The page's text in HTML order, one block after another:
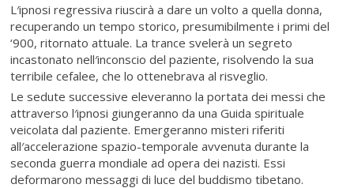
L′ipnosi regressiva riuscirà a dare un volto a quella donna,
recuperando un tempo storico, presumibilmente i primi del
‘900, ritornato attuale. La trance svelerà un segreto
incastonato nell′inconscio del paziente, risolvendo la sua
terribile cefalee, che lo ottenebrava al risveglio.
Le sedute successive eleveranno la portata dei messi che
attraverso l′ipnosi giungeranno da una Guida spirituale
veicolata dal paziente. Emergeranno misteri riferiti
all′accelerazione spazio-temporale avvenuta durante la
seconda guerra mondiale ad opera dei nazisti. Essi
deformarono messaggi di luce del buddismo tibetano.